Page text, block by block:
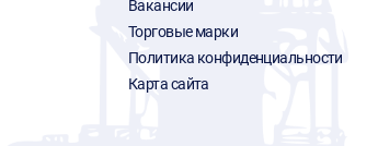
Вакансии
Торговые марки
Политика конфиденциальности
Карта сайта